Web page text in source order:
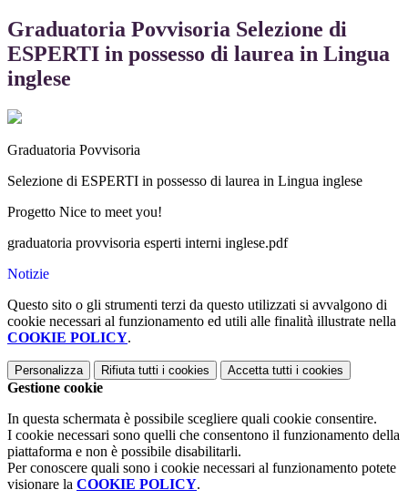
Graduatoria Povvisoria Selezione di
ESPERTI in possesso di laurea in Lingua
inglese
Graduatoria Povvisoria
Selezione di ESPERTI in possesso di laurea in Lingua inglese
Progetto Nice to meet you!
graduatoria provvisoria esperti interni inglese.pdf
Notizie
Questo sito o gli strumenti terzi da questo utilizzati si avvalgono di
cookie necessari al funzionamento ed utili alle finalità illustrate nella
COOKIE POLICY.
Personalizza Rifiuta tutti i cookies Accetta tutti i cookies
Gestione cookie
In questa schermata è possibile scegliere quali cookie consentire.
I cookie necessari sono quelli che consentono il funzionamento della
piattaforma e non è possibile disabilitarli.
Per conoscere quali sono i cookie necessari al funzionamento potete
visionare la COOKIE POLICY.